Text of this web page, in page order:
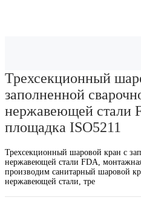
Трехсекционный
заполненной
нержавеющей стали
площадка ISO5211
Трехсекционный шаровой кран с
нержавеющей стали FDA,
производим санитарный шаровой
нержавеющей стали, тре